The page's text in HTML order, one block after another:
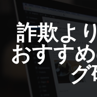
詐欺よ
おすす
グ